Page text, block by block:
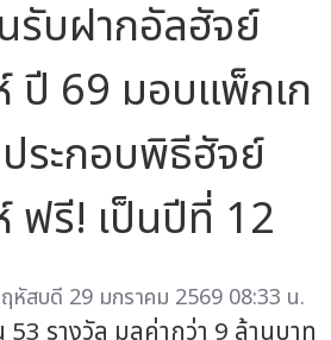
รับฝากอัลฮัจย์
ปี 69 มอบแพ็กเก
ระกอบพิธีฮัจย์
ฟรี! เป็นปีที่ 12
หัสบดี 29 มกราคม 2569 08:33 น.
53 รางวัล มูลค่ากว่า 9 ล้านบาท